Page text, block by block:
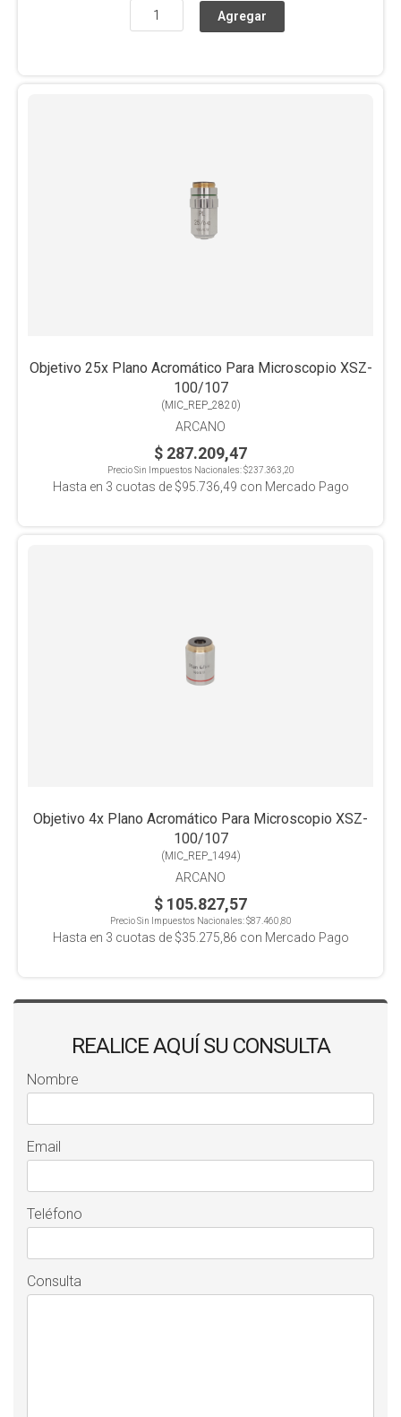
Objetivo 25x Plano Acromático Para Microscopio XSZ-
100/107
(MIC_REP_2820)
ARCANO
$ 287.209,47
Precio Sin Impuestos Nacionales:$237.363,20
Hasta en 3 cuotas de $95.736,49 con Mercado Pago
Objetivo 4x Plano Acromático Para Microscopio XSZ-
100/107
(MIC_REP_1494)
ARCANO
$ 105.827,57
Precio Sin Impuestos Nacionales:$87.460,80
Hasta en 3 cuotas de $35.275,86 con Mercado Pago
REALICE AQUÍ SU CONSULTA
Nombre
Email
Teléfono
Consulta